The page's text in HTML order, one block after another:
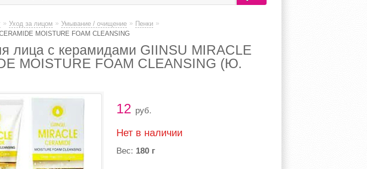
» Уход за лицом » Умывание / очищение » Пенки »
MOISTURE FOAM CLEANSING
лица с керамидами GIINSU MIRACLE
MOISTURE FOAM CLEANSING (Ю.
12 руб.
Нет в наличии
Вес: 180 г